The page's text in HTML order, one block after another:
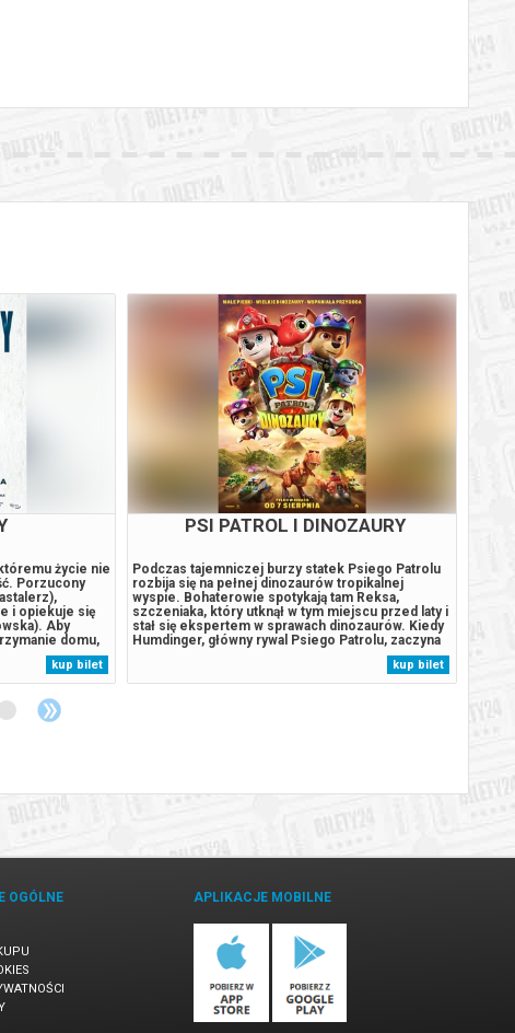
życie nie
Porzucony
i opiekuje się
Aby
domu,
decyzje,
coraz
kup bilet
PSI PATROL I DINOZAURY
Podczas tajemniczej burzy statek Psiego Patrolu
rozbija się na pełnej dinozaurów tropikalnej
wyspie. Bohaterowie spotykają tam Reksa,
szczeniaka, który utknął w tym miejscu przed laty i
stał się ekspertem w sprawach dinozaurów. Kiedy
Humdinger, główny rywal Psiego Patrolu, zaczyna
lekkomyślnie eksploatować zasoby naturalne
wyspy, doprowadza do wybuchu ogromnego,
uśpionego od lat wulkanu. Psi Patrol...
kup bilet
OGÓLNE APLIKACJE MOBILNE